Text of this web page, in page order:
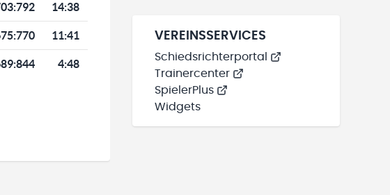
:792 14:38
:770 11:41
:844 4:48
VEREINSSERVICES
Schiedsrichterportal
Trainercenter
SpielerPlus
Widgets